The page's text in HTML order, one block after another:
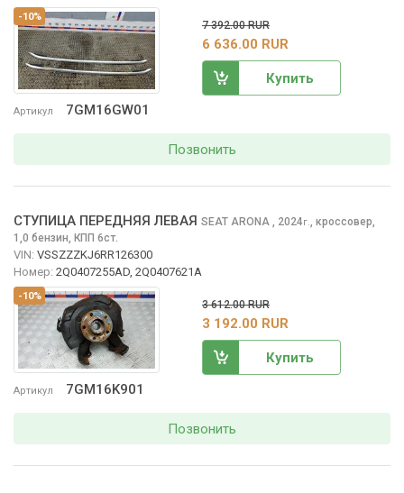
-10%
Артикул 7GM16GW01
7 392.00 RUR
6 636.00 RUR
Купить
Позвонить
-10%
Артикул 7GM16K901
СТУПИЦА ПЕРЕДНЯЯ ЛЕВАЯ SEAT ARONA , 2024г., кроссовер,
1,0 бензин, КПП 6ст.
VIN: VSSZZZKJ6RR126300
Номер: 2Q0407255AD, 2Q0407621A
3 612.00 RUR
3 192.00 RUR
Купить
Позвонить